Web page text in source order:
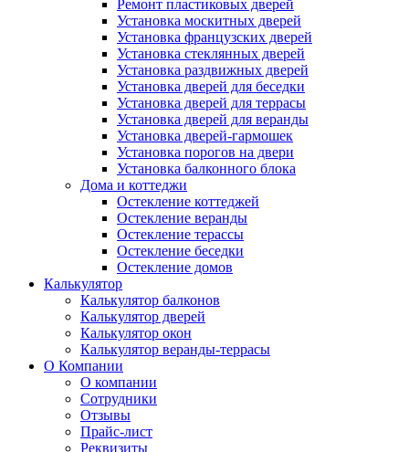
Ремонт пластиковых дверей
Установка москитных дверей
Установка французских дверей
Установка стеклянных дверей
Установка раздвижных дверей
Установка дверей для беседки
Установка дверей для террасы
Установка дверей для веранды
Установка дверей-гармошек
Установка порогов на двери
Установка балконного блока
Дома и коттеджи
Остекление коттеджей
Остекление веранды
Остекление терассы
Остекление беседки
Остекление домов
Калькулятор
Калькулятор балконов
Калькулятор дверей
Калькулятор окон
Калькулятор веранды-террасы
О Компании
О компании
Сотрудники
Отзывы
Прайс-лист
Реквизиты